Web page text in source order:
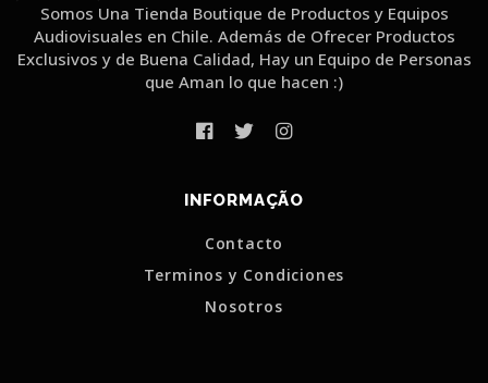
Somos Una Tienda Boutique de Productos y Equipos
Audiovisuales en Chile. Además de Ofrecer Productos
Exclusivos y de Buena Calidad, Hay un Equipo de Personas
que Aman lo que hacen :)
INFORMAÇÃO
Contacto
Terminos y Condiciones
Nosotros